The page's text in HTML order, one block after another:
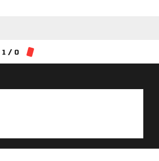
1 / 0